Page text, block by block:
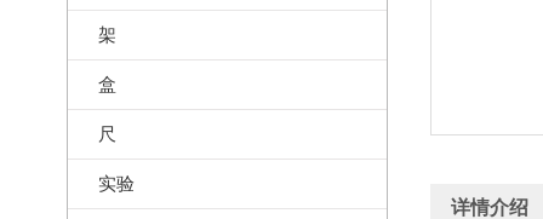
架
盒
尺
实验
详情介绍